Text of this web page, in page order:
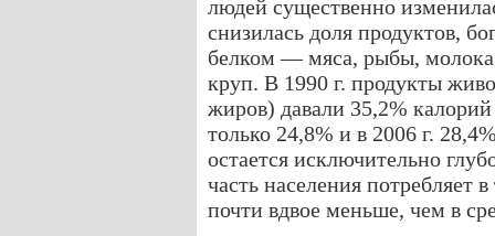
людей существенно
снизилась доля продуктов,
белком — мяса, рыбы, молока
круп. В 1990 г. продукты
жиров) давали 35,2% калорий
только 24,8% и в 2006 г.
остается исключительно
часть населения потребляет
почти вдвое меньше, чем в